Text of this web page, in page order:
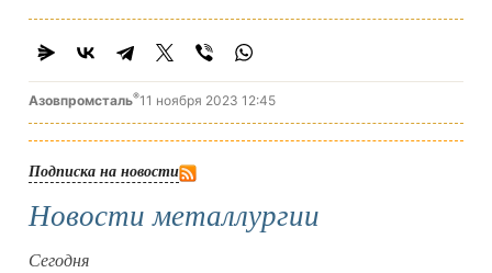
Азовпромсталь®11 ноября 2023 12:45
Подписка на новости
Новости металлургии
Сегодня